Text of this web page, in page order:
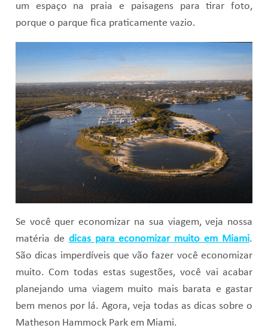
um espaço na praia e paisagens para tirar foto,
porque o parque fica praticamente vazio.
Se você quer economizar na sua viagem, veja nossa
matéria de dicas para economizar muito em Miami.
São dicas imperdíveis que vão fazer você economizar
muito. Com todas estas sugestões, você vai acabar
planejando uma viagem muito mais barata e gastar
bem menos por lá. Agora, veja todas as dicas sobre o
Matheson Hammock Park em Miami.